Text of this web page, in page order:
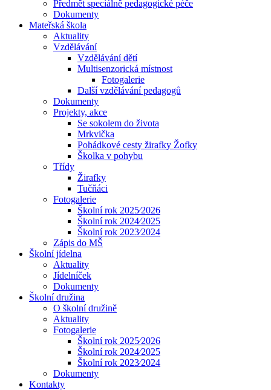
Předmět speciálně pedagogické péče
Dokumenty
Mateřská škola
Aktuality
Vzdělávání
Vzdělávání dětí
Multisenzorická místnost
Fotogalerie
Další vzdělávání pedagogů
Dokumenty
Projekty, akce
Se sokolem do života
Mrkvička
Pohádkové cesty žirafky Žofky
Školka v pohybu
Třídy
Žirafky
Tučňáci
Fotogalerie
Školní rok 2025⁄2026
Školní rok 2024⁄2025
Školní rok 2023⁄2024
Zápis do MŠ
Školní jídelna
Aktuality
Jídelníček
Dokumenty
Školní družina
O školní družině
Aktuality
Fotogalerie
Školní rok 2025⁄2026
Školní rok 2024⁄2025
Školní rok 2023⁄2024
Dokumenty
Kontakty